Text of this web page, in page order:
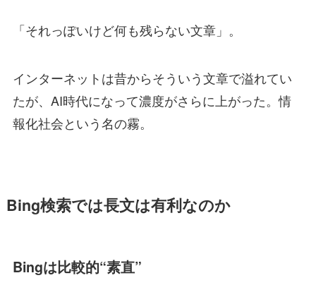
「それっぽいけど何も残らない文章」。
インターネットは昔からそういう文章で溢れてい
たが、AI時代になって濃度がさらに上がった。情
報化社会という名の霧。
Bing検索では長文は有利なのか
Bingは比較的“素直”